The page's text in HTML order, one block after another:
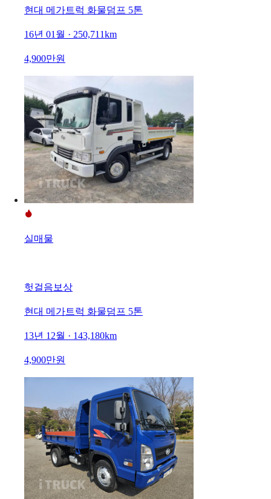
현대 메가트럭 화물덤프 5톤
16년 01월 · 250,711km
4,900만원
실매물
헛걸음보상
현대 메가트럭 화물덤프 5톤
13년 12월 · 143,180km
4,900만원